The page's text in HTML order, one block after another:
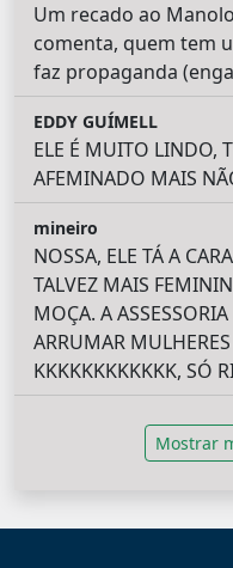
Um recado ao
comenta, quem tem
faz propaganda
EDDY GUÍMELL
ELE É MUITO LINDO,
AFEMINADO MAIS
mineiro
NOSSA, ELE TÁ A
TALVEZ MAIS
MOÇA. A
ARRUMAR
KKKKKKKKKKKK, SÓ
Mostrar